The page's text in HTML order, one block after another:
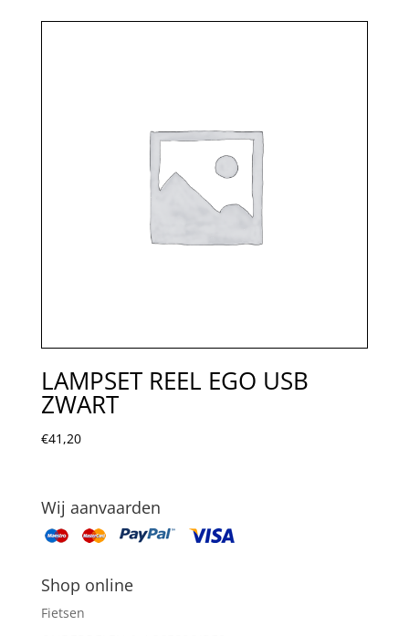
LAMPSET REEL EGO USB
ZWART
€41,20
Wij aanvaarden
Shop online
Fietsen